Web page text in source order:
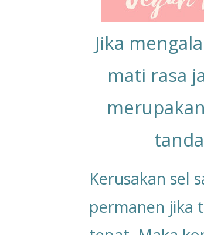
Jika
mati rasa
Kerusakan sel
permanen jika